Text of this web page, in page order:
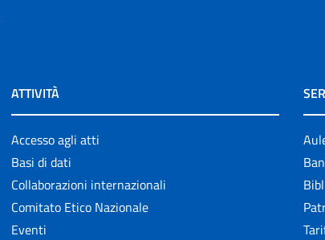
ATTIVITÀ
Accesso agli atti
Basi di dati
Collaborazioni internazionali
Comitato Etico Nazionale
Eventi